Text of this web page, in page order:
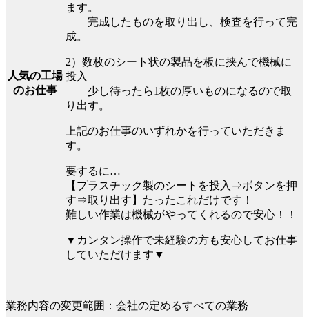
人気の工場
のお仕事
ます。
完成したものを取り出し、検査を行って完
成。
2）数枚のシート状の製品を板に挟んで機械に
投入
少し待ったら1枚の厚いものになるので取
り出す。
上記のお仕事のいずれかを行っていただきま
す。
要するに…
【プラスチック製のシートを投入⇒ボタンを押
す⇒取り出す】たったこれだけです！
難しい作業は機械がやってくれるので安心！！
▼カンタン操作で未経験の方も安心してお仕事
していただけます▼
業務内容の変更範囲：会社の定めるすべての業務